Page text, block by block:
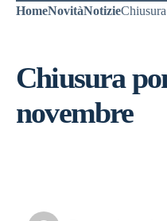
HomeNovitàNotizie
Chiusura
novembre